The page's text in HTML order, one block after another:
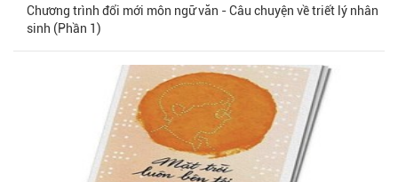
Chương trình đổi mới môn ngữ văn - Câu chuyện về triết lý nhân
sinh (Phần 1)